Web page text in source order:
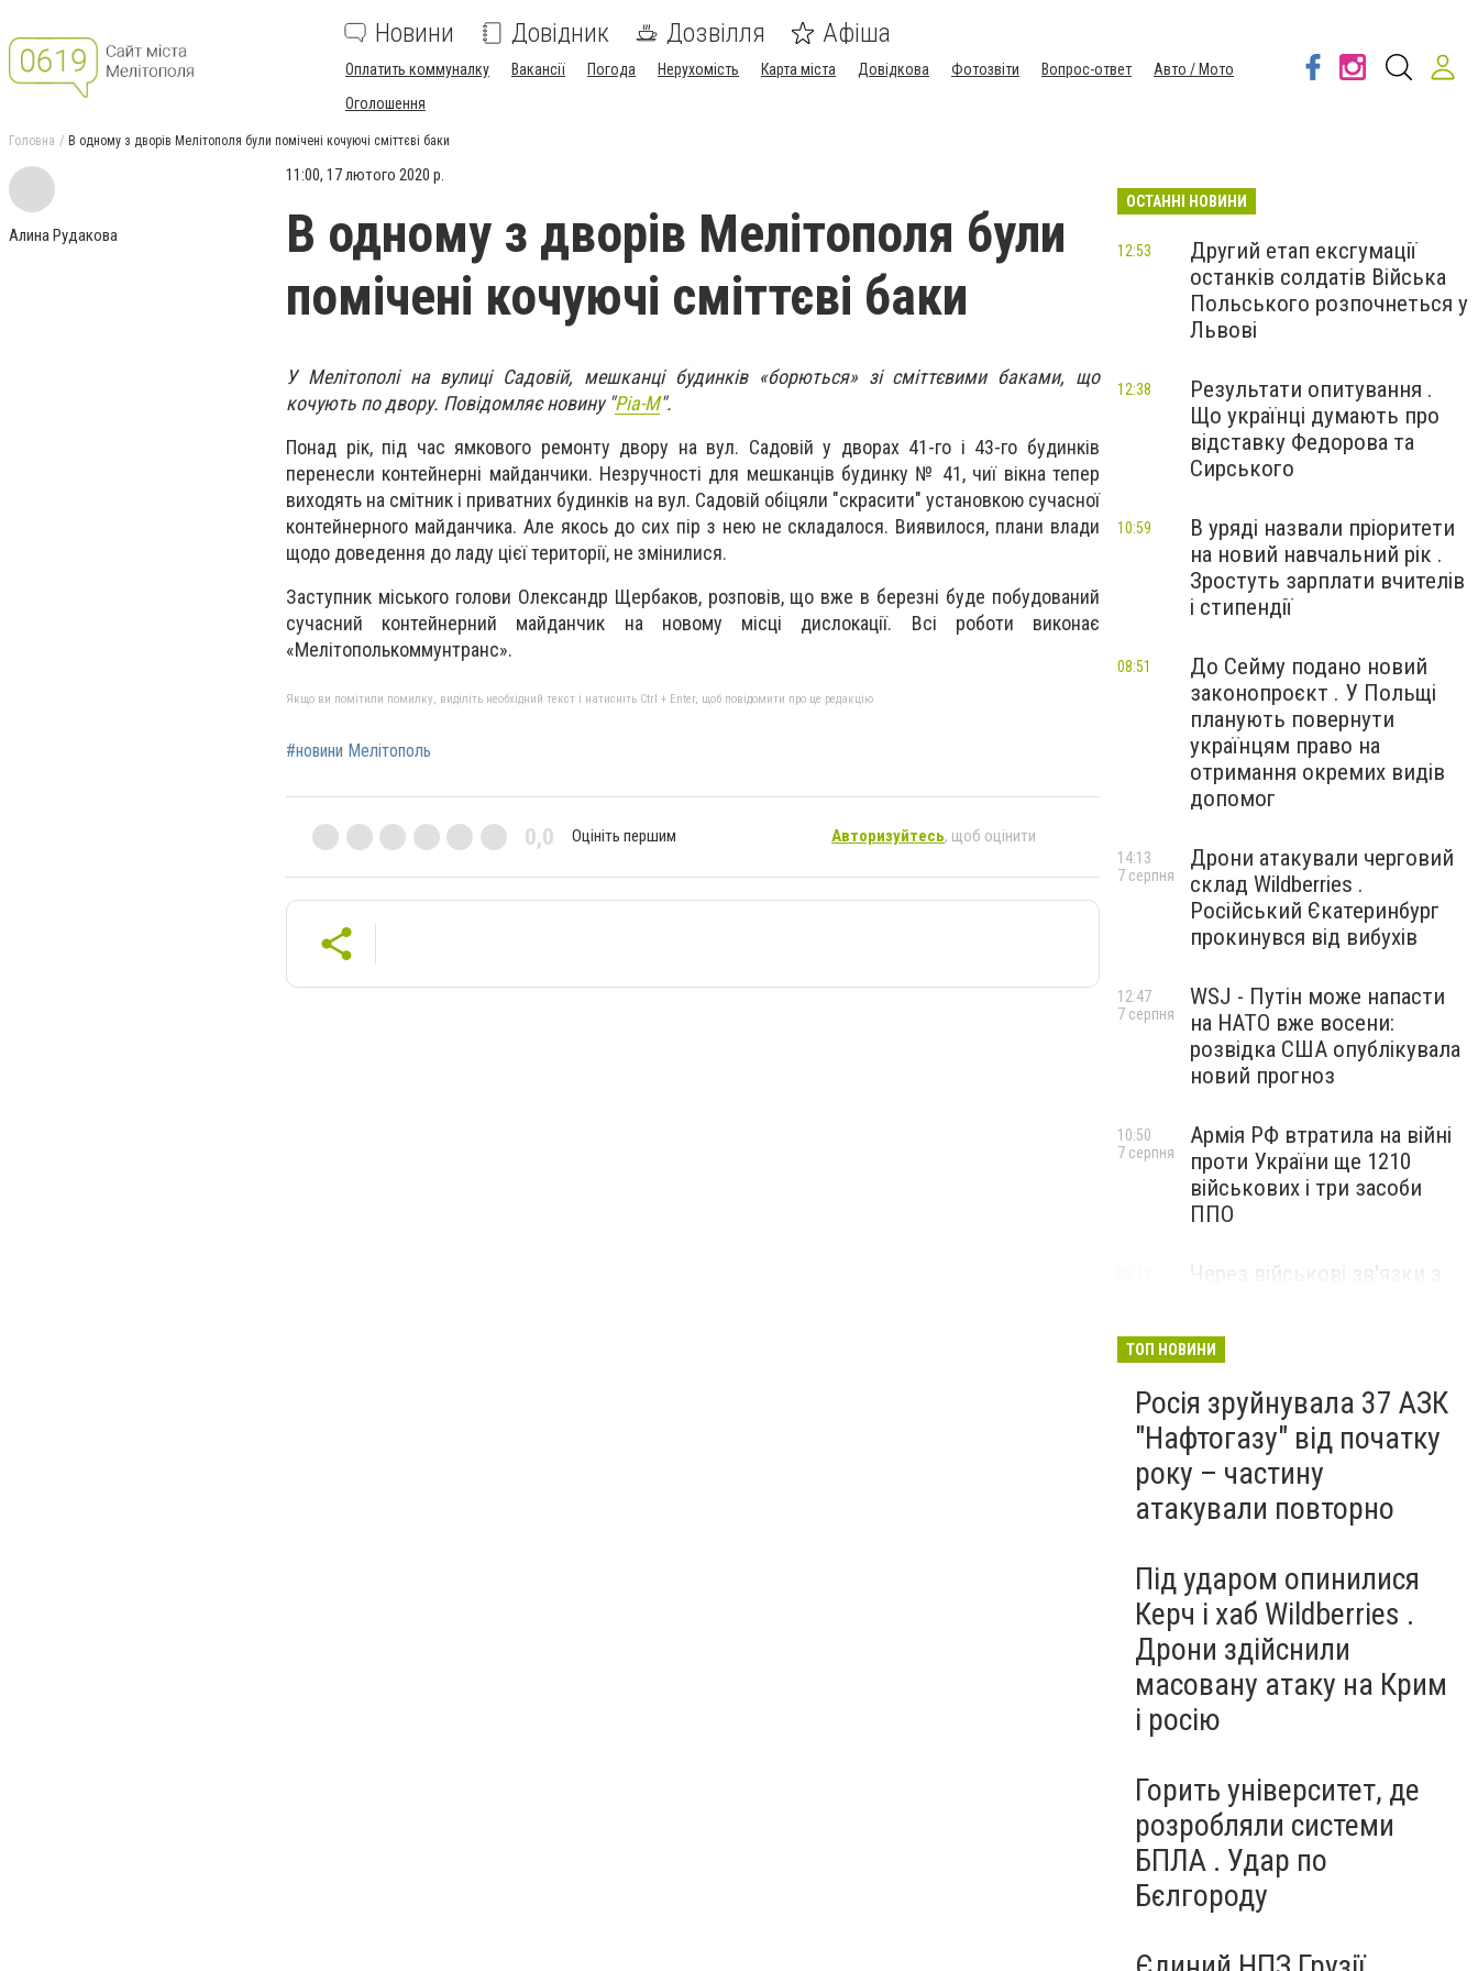
Новини Довідник Дозвілля Афіша
Оплатить коммуналку Вакансії Погода Нерухомість Карта міста Довідкова Фотозвіти Вопрос-ответ
Авто / Мото
Оголошення
Головна В одному з дворів Мелітополя були помічені кочуючі сміттєві баки
Алина Рудакова
11:00, 17 лютого 2020 р.
В одному з дворів Мелітополя були
помічені кочуючі сміттєві баки
У Мелітополі на вулиці Садовій, мешканці будинків «борються» зі сміттєвими баками, що
кочують по двору. Повідомляє новину "Ріа-М".
Понад рік, під час ямкового ремонту двору на вул. Садовій у дворах 41-го і 43-го будинків
перенесли контейнерні майданчики. Незручності для мешканців будинку № 41, чиї вікна тепер
виходять на смітник і приватних будинків на вул. Садовій обіцяли "скрасити" установкою сучасної
контейнерного майданчика. Але якось до сих пір з нею не складалося. Виявилося, плани влади
щодо доведення до ладу цієї території, не змінилися.
Заступник міського голови Олександр Щербаков, розповів, що вже в березні буде побудований
сучасний контейнерний майданчик на новому місці дислокації. Всі роботи виконає
«Мелітополькоммунтранс».
Якщо ви помітили помилку, виділіть необхідний текст і натисніть Ctrl + Enter, щоб повідомити про це редакцію
#новини Мелітополь
0,0 Оцініть першим Авторизуйтесь, щоб оцінити
ОСТАННІ НОВИНИ
Другий етап ексгумації
останків солдатів Війська
Польського розпочнеться у
Львові
12:53
Результати опитування .
Що українці думають про
відставку Федорова та
Сирського
12:38
В уряді назвали пріоритети
на новий навчальний рік .
Зростуть зарплати вчителів
і стипендії
10:59
До Сейму подано новий
законопроєкт . У Польщі
планують повернути
українцям право на
отримання окремих видів
допомог
08:51
Дрони атакували черговий
склад Wildberries .
Російський Єкатеринбург
прокинувся від вибухів
14:13
7 серпня
WSJ - Путін може напасти
на НАТО вже восени:
розвідка США опублікувала
новий прогноз
12:47
7 серпня
Армія РФ втратила на війні
проти України ще 1210
військових і три засоби
ППО
10:50
7 серпня
Через військові зв'язки з
Куби
ТОП НОВИНИ
Росія зруйнувала 37 АЗК
"Нафтогазу" від початку
року – частину
атакували повторно
Під ударом опинилися
Керч і хаб Wildberries .
Дрони здійснили
масовану атаку на Крим
і росію
Горить університет, де
розробляли системи
БПЛА . Удар по
Бєлгороду